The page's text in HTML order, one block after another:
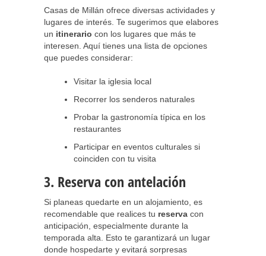
Casas de Millán ofrece diversas actividades y
lugares de interés. Te sugerimos que elabores
un itinerario con los lugares que más te
interesen. Aquí tienes una lista de opciones
que puedes considerar:
Visitar la iglesia local
Recorrer los senderos naturales
Probar la gastronomía típica en los
restaurantes
Participar en eventos culturales si
coinciden con tu visita
3. Reserva con antelación
Si planeas quedarte en un alojamiento, es
recomendable que realices tu reserva con
anticipación, especialmente durante la
temporada alta. Esto te garantizará un lugar
donde hospedarte y evitará sorpresas